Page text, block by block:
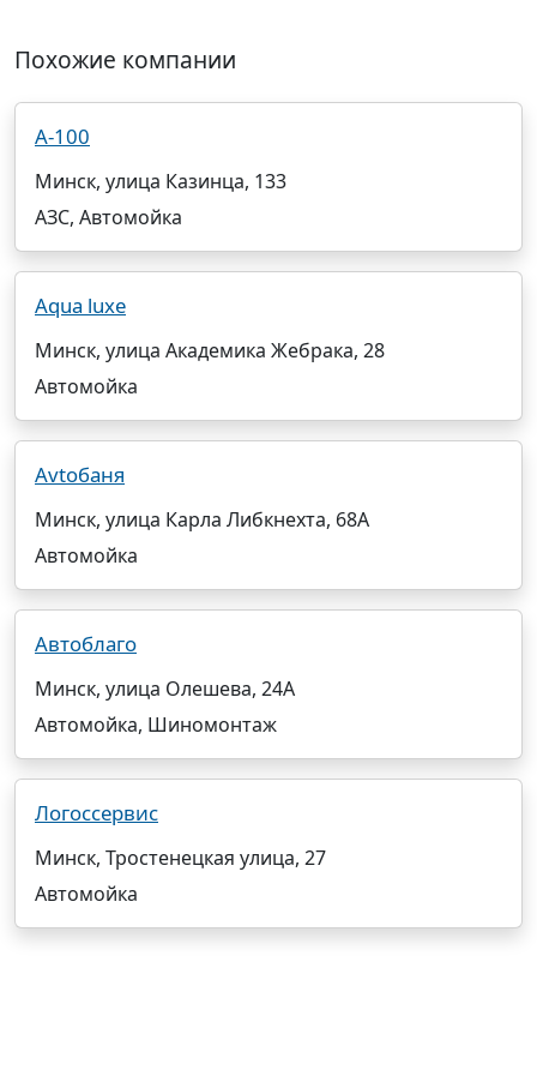
Похожие компании
А-100
Минск, улица Казинца, 133
АЗС, Автомойка
Aqua luxe
Минск, улица Академика Жебрака, 28
Автомойка
Avtoбаня
Минск, улица Карла Либкнехта, 68А
Автомойка
Автоблаго
Минск, улица Олешева, 24А
Автомойка, Шиномонтаж
Логоссервис
Минск, Тростенецкая улица, 27
Автомойка